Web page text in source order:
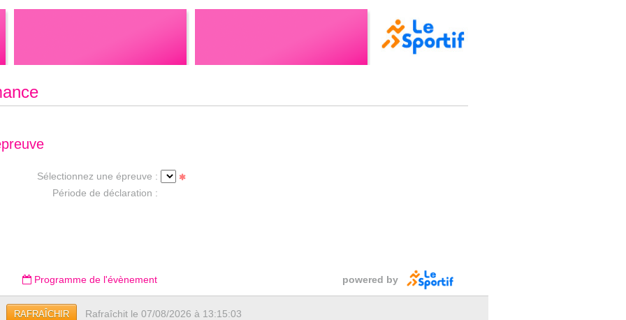
Sélectionnez une épreuve :
Période de déclaration :
Programme de l'évènement powered by
RAFRAÎCHIR Rafraîchit le 07/08/2026 à 13:15:03